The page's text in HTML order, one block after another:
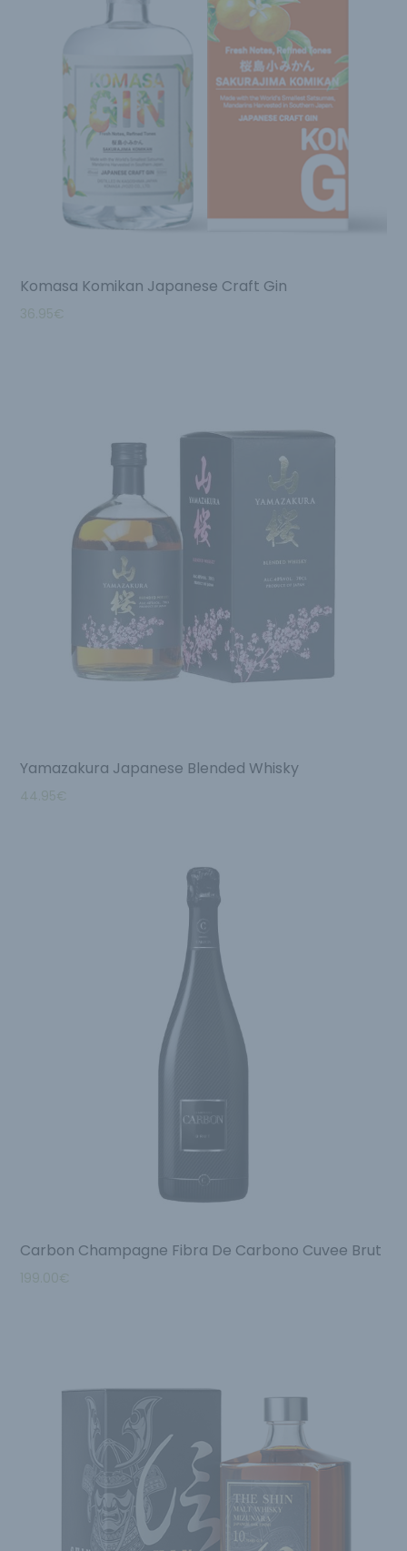
Komasa Komikan Japanese Craft Gin
36.95€
Yamazakura Japanese Blended Whisky
44.95€
Carbon Champagne Fibra De Carbono Cuvee Brut
199.00€